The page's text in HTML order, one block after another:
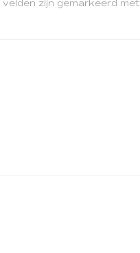
zijn gemarkeerd met